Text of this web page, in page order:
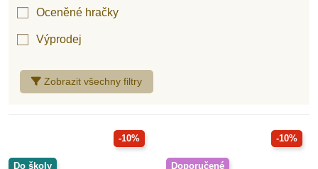
Zobrazit všechny filtry
Oceněné hračky
Výprodej
-10%
Do školy
-10%
Doporučené